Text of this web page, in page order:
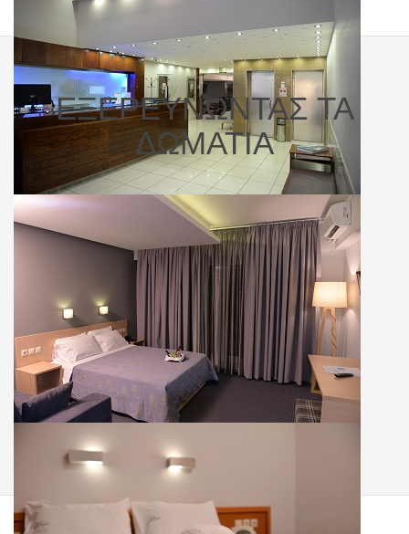
ΕΞΕΡΕΥΝΩΝΤΑΣΤΑ
ΔΩΜΑΤΙΑ
Μονόκλινο Δίκλινο